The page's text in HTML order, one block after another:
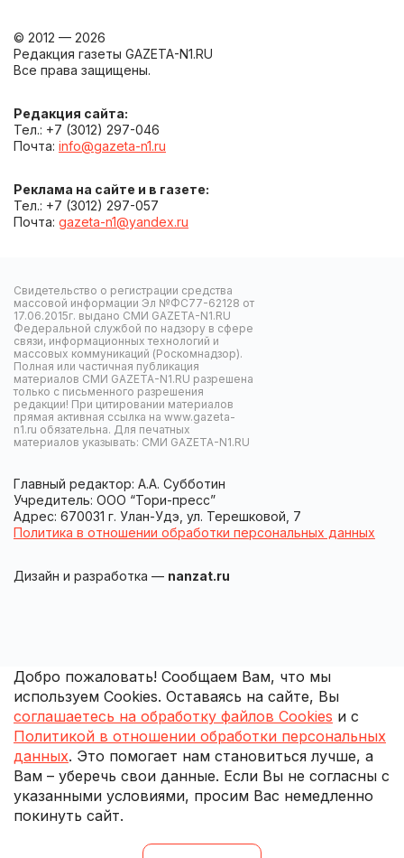
© 2012 — 2026
Редакция газеты GAZETA-N1.RU
Все права защищены.
Редакция сайта:
Тел.: +7 (3012) 297-046
Почта: info@gazeta-n1.ru
Реклама на сайте и в газете:
Тел.: +7 (3012) 297-057
Почта: gazeta-n1@yandex.ru
Свидетельство о регистрации средства
массовой информации Эл №ФС77-62128 от
17.06.2015г. выдано СМИ GAZETA-N1.RU
Федеральной службой по надзору в сфере
связи, информационных технологий и
массовых коммуникаций (Роскомнадзор).
Полная или частичная публикация
материалов СМИ GAZETA-N1.RU разрешена
только с письменного разрешения
редакции! При цитировании материалов
прямая активная ссылка на www.gazeta-
n1.ru обязательна. Для печатных
материалов указывать: СМИ GAZETA-N1.RU
Главный редактор: А.А. Субботин
Учредитель: ООО “Тори-пресс”
Адрес: 670031 г. Улан-Удэ, ул. Терешковой, 7
Политика в отношении обработки персональных данных
Дизайн и разработка — nanzat.ru
Добро пожаловать! Сообщаем Вам, что мы
используем Cookies. Оставаясь на сайте, Вы
соглашаетесь на обработку файлов Cookies и с
Политикой в отношении обработки персональных
данных. Это помогает нам становиться лучше, а
Вам – уберечь свои данные. Если Вы не согласны с
указанными условиями, просим Вас немедленно
покинуть сайт.